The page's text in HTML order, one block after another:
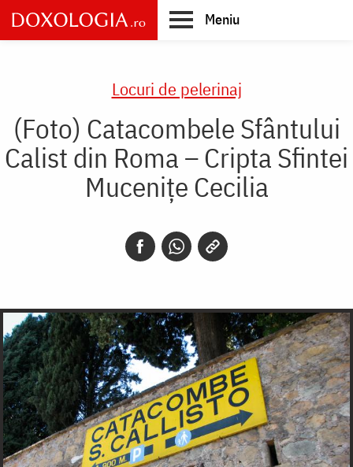
Skip
to
main
Meniu
Locuri de pelerinaj
(Foto) Catacombele Sfântului
Calist din Roma – Cripta Sfintei
Muceniţe Cecilia